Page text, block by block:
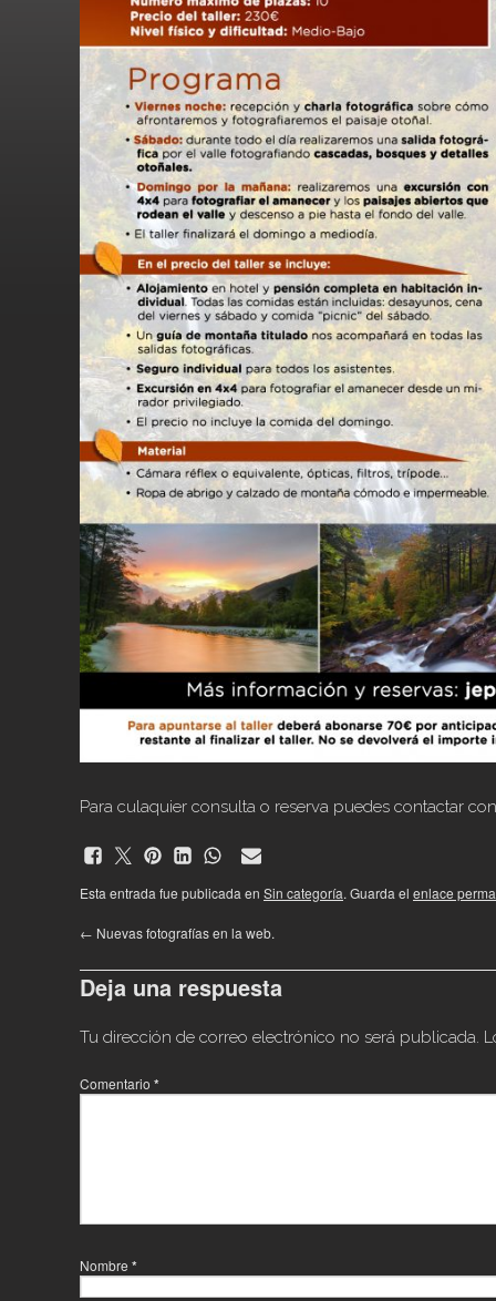
Para culaquier consulta o reserva puedes contactar
Esta entrada fue publicada en Sin categoría. Guarda el enlace
← Nuevas fotografías en la web.
Deja una respuesta
Tu dirección de correo electrónico no será publicada.
Comentario *
Nombre *